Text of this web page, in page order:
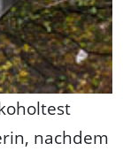
nachdem